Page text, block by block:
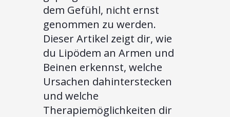
dem Gefühl, nicht ernst
genommen zu werden.
Dieser Artikel zeigt dir, wie
du Lipödem an Armen und
Beinen erkennst, welche
Ursachen dahinterstecken
und welche
Therapiemöglichkeiten dir